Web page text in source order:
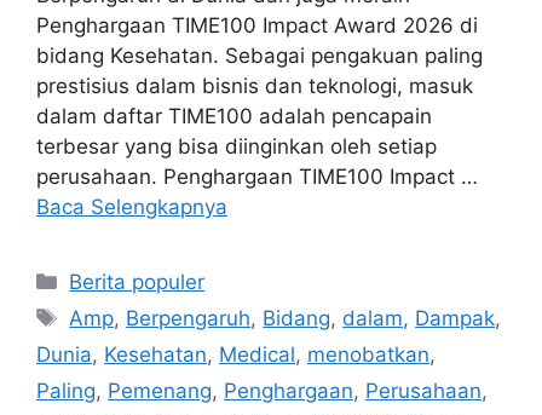
bidang Kesehatan. Sebagai pengakuan paling
prestisius dalam bisnis dan teknologi, masuk
dalam daftar TIME100 adalah pencapain
terbesar yang bisa diinginkan oleh setiap
perusahaan. Penghargaan TIME100 Impact …
Baca Selengkapnya
Tag
Amp, Berpengaruh
Dunia,Kesehatan,Medical,menobatkan,
Paling ,Pemenang ,Penghargaan,Perusahaan
salah, Satu,Sebagai,Time,TIME100, Xenco